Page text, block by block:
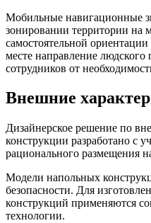
Мобильные навигационные
зонировании территории на
самостоятельной
месте направление
сотрудников от
Внешние
Дизайнерское решение по
конструкции разработано с
рационального размещения
Модели напольных
безопасности. Для
конструкций применяются
технологии.